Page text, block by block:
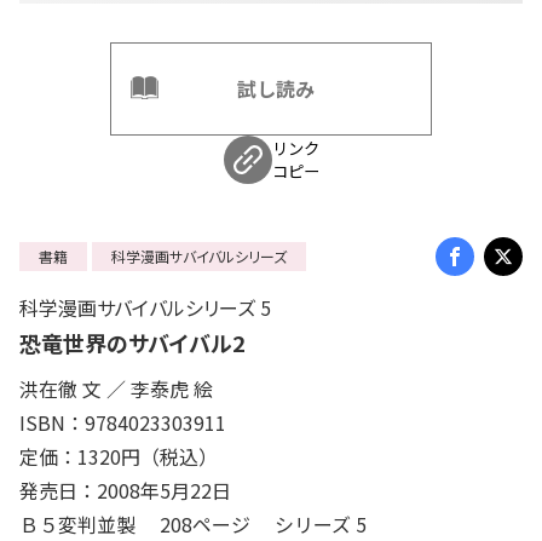
試し読み
リンク
コピー
書籍 科学漫画サバイバルシリーズ
科学漫画サバイバルシリーズ 5
恐竜世界のサバイバル2
洪在徹 文 ／ 李泰虎 絵
ISBN：9784023303911
定価：1320円（税込）
発売日：2008年5月22日
Ｂ５変判並製 208ページ シリーズ 5